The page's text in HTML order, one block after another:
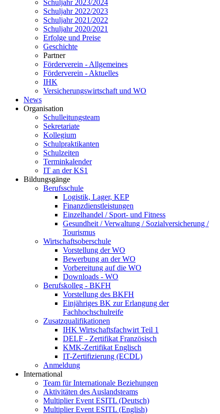
Schuljahr 2023/2024
Schuljahr 2022/2023
Schuljahr 2021/2022
Schuljahr 2020/2021
Erfolge und Preise
Geschichte
Partner
Förderverein - Allgemeines
Förderverein - Aktuelles
IHK
Versicherungswirtschaft und WO
News
Organisation
Schulleitungsteam
Sekretariate
Kollegium
Schulpraktikanten
Schulzeiten
Terminkalender
IT an der KS1
Bildungsgänge
Berufsschule
Logistik, Lager, KEP
Finanzdienstleistungen
Einzelhandel / Sport- und Fitness
Gesundheit / Verwaltung / Sozialversicherung /
Tourismus
Wirtschaftsoberschule
Vorstellung der WO
Bewerbung an der WO
Vorbereitung auf die WO
Downloads - WO
Berufskolleg - BKFH
Vorstellung des BKFH
Einjähriges BK zur Erlangung der
Fachhochschulreife
Zusatzqualifikationen
IHK Wirtschaftsfachwirt Teil 1
DELF - Zertifikat Französisch
KMK-Zertifikat Englisch
IT-Zertifizierung (ECDL)
Anmeldung
International
Team für Internationale Beziehungen
Aktivitäten des Auslandsteams
Multiplier Event ESITL (Deutsch)
Multiplier Event ESITL (English)